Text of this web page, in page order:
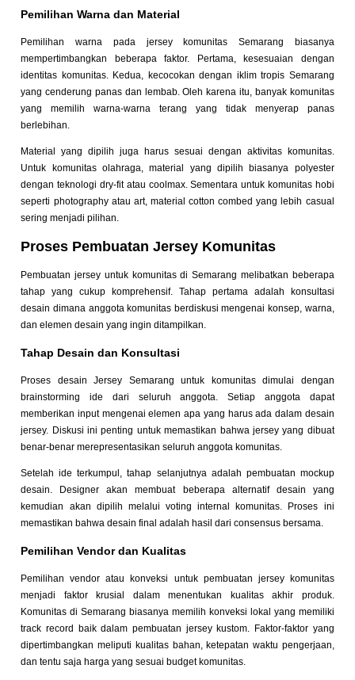
Pemilihan Warna dan Material
Pemilihan warna pada jersey komunitas Semarang biasanya
mempertimbangkan beberapa faktor. Pertama, kesesuaian dengan
identitas komunitas. Kedua, kecocokan dengan iklim tropis Semarang
yang cenderung panas dan lembab. Oleh karena itu, banyak komunitas
yang memilih warna-warna terang yang tidak menyerap panas
berlebihan.
Material yang dipilih juga harus sesuai dengan aktivitas komunitas.
Untuk komunitas olahraga, material yang dipilih biasanya polyester
dengan teknologi dry-fit atau coolmax. Sementara untuk komunitas hobi
seperti photography atau art, material cotton combed yang lebih casual
sering menjadi pilihan.
Proses Pembuatan Jersey Komunitas
Pembuatan jersey untuk komunitas di Semarang melibatkan beberapa
tahap yang cukup komprehensif. Tahap pertama adalah konsultasi
desain dimana anggota komunitas berdiskusi mengenai konsep, warna,
dan elemen desain yang ingin ditampilkan.
Tahap Desain dan Konsultasi
Proses desain Jersey Semarang untuk komunitas dimulai dengan
brainstorming ide dari seluruh anggota. Setiap anggota dapat
memberikan input mengenai elemen apa yang harus ada dalam desain
jersey. Diskusi ini penting untuk memastikan bahwa jersey yang dibuat
benar-benar merepresentasikan seluruh anggota komunitas.
Setelah ide terkumpul, tahap selanjutnya adalah pembuatan mockup
desain. Designer akan membuat beberapa alternatif desain yang
kemudian akan dipilih melalui voting internal komunitas. Proses ini
memastikan bahwa desain final adalah hasil dari consensus bersama.
Pemilihan Vendor dan Kualitas
Pemilihan vendor atau konveksi untuk pembuatan jersey komunitas
menjadi faktor krusial dalam menentukan kualitas akhir produk.
Komunitas di Semarang biasanya memilih konveksi lokal yang memiliki
track record baik dalam pembuatan jersey kustom. Faktor-faktor yang
dipertimbangkan meliputi kualitas bahan, ketepatan waktu pengerjaan,
dan tentu saja harga yang sesuai budget komunitas.